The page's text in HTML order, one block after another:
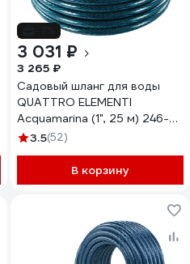
3 031 ₽
3 265 ₽
Садовый шланг для воды
QUATTRO ELEMENTI
Acquamarina (1", 25 м) 246-
8383.5(52)
В корзину